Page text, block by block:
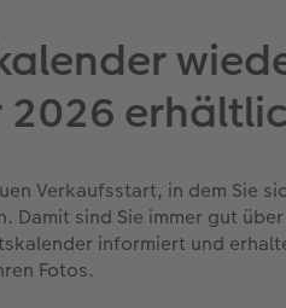
Verkaufsstart, in dem Sie
Damit sind Sie immer gut über
informiert und
Fotos.